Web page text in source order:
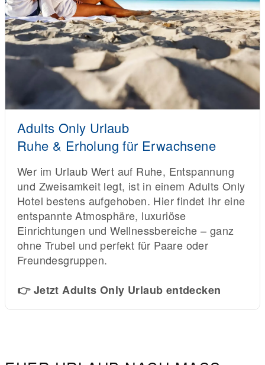
Adults Only Urlaub
Ruhe & Erholung für Erwachsene
Wer im Urlaub Wert auf Ruhe, Entspannung
und Zweisamkeit legt, ist in einem Adults Only
Hotel bestens aufgehoben. Hier findet Ihr eine
entspannte Atmosphäre, luxuriöse
Einrichtungen und Wellnessbereiche – ganz
ohne Trubel und perfekt für Paare oder
Freundesgruppen.
👉 Jetzt Adults Only Urlaub entdecken